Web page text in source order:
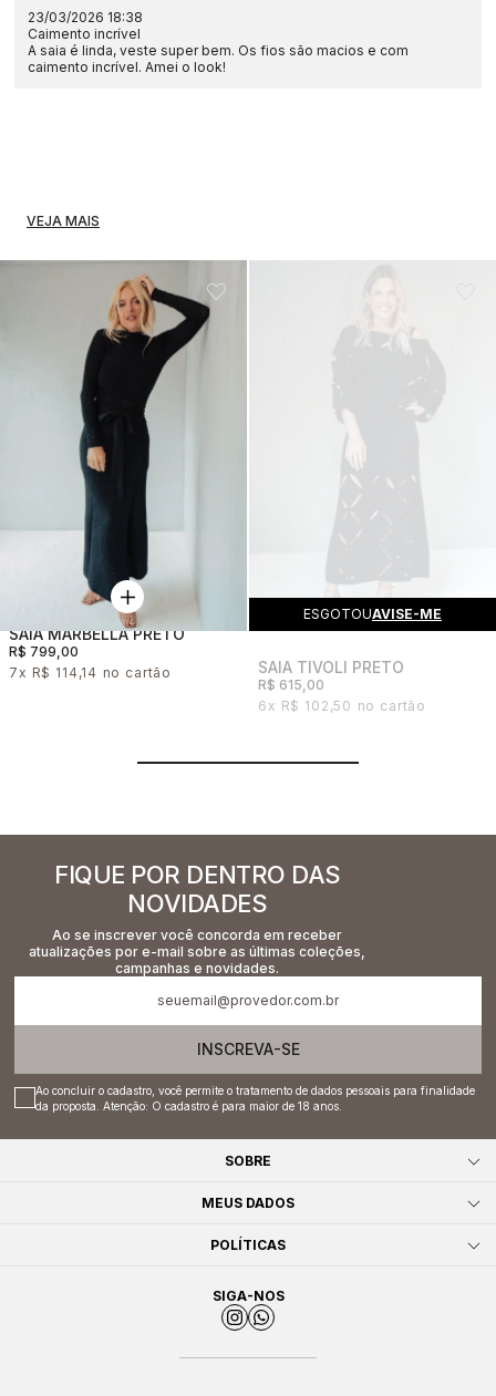
23/03/2026 18:38
Caimento incrível
A saia é linda, veste super bem. Os fios são macios e com
caimento incrível. Amei o look!
VEJA MAIS
SAIA MARBELLA PRETO
R$ 799,00
7x R$ 114,14
ESGOTOUAVISE-ME
SAIA TIVOLI PRETO
R$ 615,00
6x R$ 102,50
FIQUE POR DENTRO DAS
NOVIDADES
Ao se inscrever você concorda em receber
atualizações por e-mail sobre as últimas coleções,
campanhas e novidades.
INSCREVA-SE
Ao concluir o cadastro, você permite o tratamento de dados pessoais para finalidade
da proposta. Atenção: O cadastro é para maior de 18 anos.
SOBRE
MEUS DADOS
POLÍTICAS
SIGA-NOS